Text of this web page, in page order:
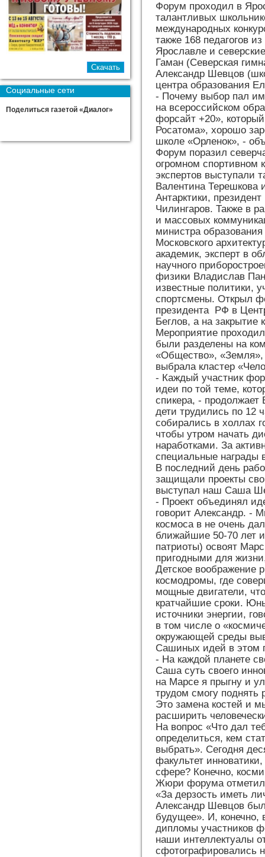
Социальные сети
Поделиться газетой «Диалог»
Форум проходил в
талантливых
международных
также 168 педагогов
Ярославле и
Гаман (Северская
Александр Шевцов
центра образования
- Почему выбор пал
на всероссийском
форсайт +20»,
Росатома», хорошо
школе «Орленок», -
Форум поразил
огромном спортивном
экспертов выступали
Валентина Терешкова
Антарктики,
Чилингаров. Также в
и массовых
министра
Московского
академик, эксперт в
научного
физики Владислав
известные политики,
спортсмены. Открыл
президента РФ в
Беглов, а на закрытие
Мероприятие
были разделены на
«Общество»,
выбрала кластер
- Каждый участник
идеи по той теме,
спикера, - продолжает
дети трудились по 12
собирались в холлах
чтобы утром начать
наработками. За
специальные награды
В последний день
защищали проекты
выступал наш Саша
- Проект объединял
говорит Александр. -
космоса в не очень
ближайшие 50-70 лет
патриоты) освоят
пригодными для
Детское воображение
космодромы, где
мощные двигатели,
кратчайшие сроки.
источники энергии,
в том числе о
окружающей среды
Сашиных идей в этом
- На каждой планете
Саша суть своего
на Марсе я прыгну и
трудом смогу поднять
Это замена костей и
расширить
На вопрос «Что дал
определиться, кем
выбрать». Сегодня
факультет
сфере? Конечно,
Жюри форума
«За дерзость иметь
Александр Шевцов
будущее». И, конечно,
дипломы участников
наши интеллектуалы
сфотографировались